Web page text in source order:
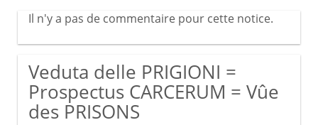
Il n'y a pas de commentaire pour cette notice.
Veduta delle PRIGIONI =
Prospectus CARCERUM = Vûe
des PRISONS